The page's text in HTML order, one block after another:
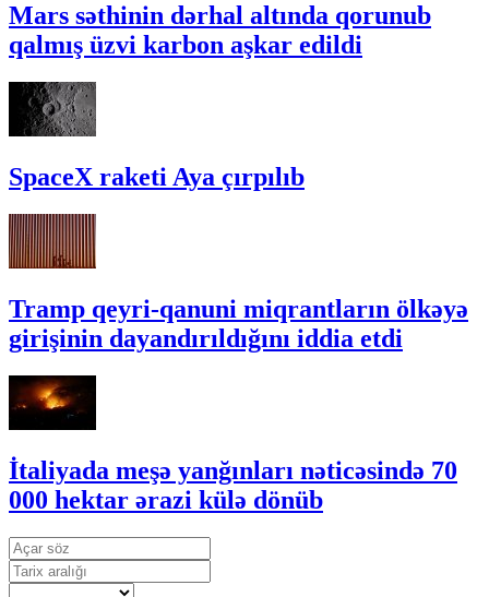
Mars səthinin dərhal altında qorunub
qalmış üzvi karbon aşkar edildi
SpaceX raketi Aya çırpılıb
Tramp qeyri-qanuni miqrantların ölkəyə
girişinin dayandırıldığını iddia etdi
İtaliyada meşə yanğınları nəticəsində 70
000 hektar ərazi külə dönüb